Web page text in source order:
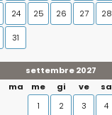
24 25 26 27 28
31
settembre 2027
ma me gi ve sa
1
2 3 4